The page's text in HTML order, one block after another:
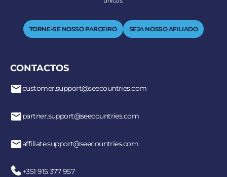
TORNE-SE NOSSO PARCEIRO SEJA NOSSO AFILIADO
CONTACTOS
customer.support@seecountries.com
partner.support@seecountries.com
affiliate.support@seecountries.com
+351 915 377 957